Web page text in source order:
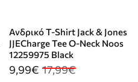
Ανδρικό T-Shirt Jack & Jones
JJECharge Tee O-Neck Noos
12259975 Black
9,99€ 17,99€